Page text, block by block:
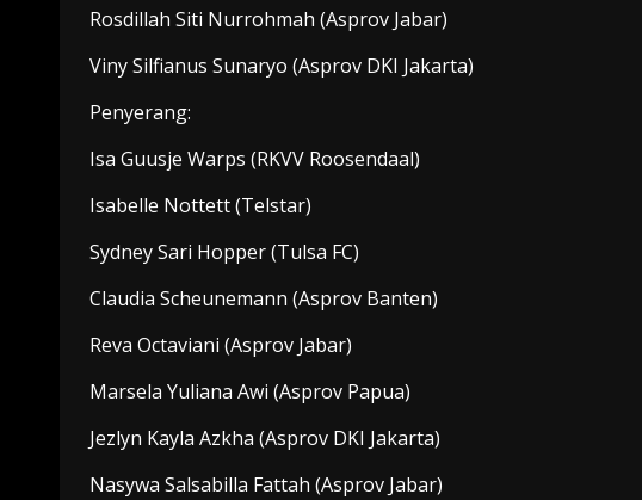
Rosdillah Siti Nurrohmah (Asprov Jabar)
Viny Silfianus Sunaryo (Asprov DKI Jakarta)
Penyerang:
Isa Guusje Warps (RKVV Roosendaal)
Isabelle Nottett (Telstar)
Sydney Sari Hopper (Tulsa FC)
Claudia Scheunemann (Asprov Banten)
Reva Octaviani (Asprov Jabar)
Marsela Yuliana Awi (Asprov Papua)
Jezlyn Kayla Azkha (Asprov DKI Jakarta)
Nasywa Salsabilla Fattah (Asprov Jabar)